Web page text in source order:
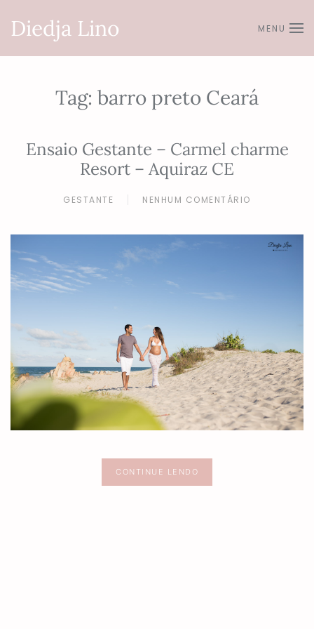
Skip to main content
Diedja Lino MENU
Tag: barro preto Ceará
Ensaio Gestante – Carmel charme
Resort – Aquiraz CE
GESTANTE NENHUM COMENTÁRIO
EM
GESTANTE
RESORT
CE
CONTINUE LENDO